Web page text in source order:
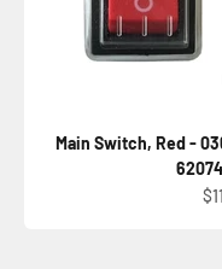
Main Switch, Red -
بعد الخصم